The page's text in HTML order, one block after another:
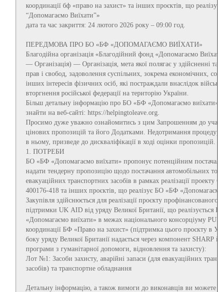
координації бф «право на захист» та інших проєктів, що
“Допомагаємо Виїхати”»
дата та час закриття: 24 лютого 2026 року – 09:00 год.
ПЕРЕДМОВА ПРО БО «БФ «ДОПОМАГАЄМО ВИЇХАТИ»
Благодійна організація «Благодійний фонд «Допомагаємо
— Організація) — Організація, мета якої полягає у здійсненні та
прав i свобод, задоволення суспільних, зокрема економічних,
інших інтересів фізичних осіб, які постраждали внаслідок
вторгнення російської федерації на територію України.
Більш детальну інформацію про БО «БФ «Допомагаємо
знайти на веб-сайті: https://helpingtoleave.org.
Просимо дуже уважно ознайомитись з цим Запрошенням до
цінових пропозицій та його Додатками. Недотримання
в ньому, призведе до дискваліфікації в ході оцінки пропозицій.
1. ПОТРЕБИ
БО «БФ «Допомагаємо виїхати» пропонує потенційним
надати тендерну пропозицію щодо постачання автомобільних
евакуаційних транспортних засобів в рамках реалізації
400176-418 та інших проєктів, що реалізує БО «БФ
Закупівля здійснюється для реалізації проєкту
підтримки UK AID від уряду Великої Британії, що
«Допомагаємо виїхати» в межах національного консорціуму
координації БФ «Право на захист» (підтримка цього проєкту в
боку уряду Великої Британії надається через компонент SHARP
програми з гуманітарної допомоги, відновлення та захисту):
Лот №1: Засоби захисту, аварійні запаси (для евакуаційних
засобів) та транспортне обладнання
Детальну інформацію, а також вимоги до виконавців ви можете